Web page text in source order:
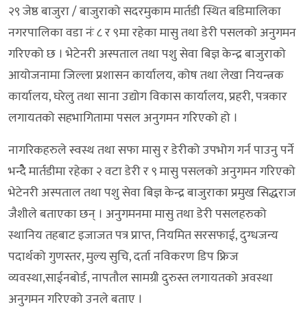
२९ जेष्ठ बाजुरा / बाजुराको सदरमुकाम मार्तडी स्थित बडिमालिका
नगरपालिका वडा नंः ८ र ९मा रहेका मासु तथा डेरी पसलको अनुगमन
गरिएको छ । भेटेनरी अस्पताल तथा पशु सेवा बिज्ञ केन्द्र बाजुराको
आयोजनामा जिल्ला प्रशासन कार्यालय, कोष तथा लेखा नियन्त्रक
कार्यालय, घरेलु तथा साना उद्योग विकास कार्यालय, प्रहरी, पत्रकार
लगायतको सहभागितामा पसल अनुगमन गरिएको हो ।
नागरिकहरुले स्वस्थ तथा सफा मासु र डेरीको उपभोग गर्न पाउनु पर्ने
भन्दैे मार्तडीमा रहेका २ वटा डेरी र ९ मासु पसलको अनुगमन गरिएको
भेटेनरी अस्पताल तथा पशु सेवा बिज्ञ केन्द्र बाजुराका प्रमुख सिद्धराज
जैशीले बताएका छन् । अनुगमनमा मासु तथा डेरी पसलहरुको
स्थानिय तहबाट इजाजत पत्र प्राप्त, नियमित सरसफाई, दुग्धजन्य
पदार्थको गुणस्तर, मुल्य सुचि, दर्ता नविकरण डिप फ्रिज
व्यवस्था,साईनबोर्ड, नापतौल सामग्री दुरुस्त लगायतको अवस्था
अनुगमन गरिएको उनले बताए ।